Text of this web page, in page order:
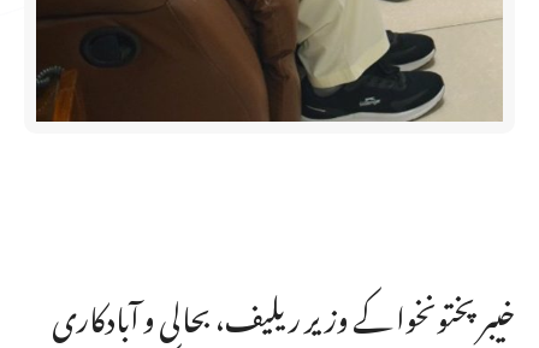
خیبر پختونخوا کے وزیر ریلیف، بحالی و آبادکاری